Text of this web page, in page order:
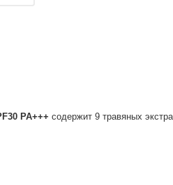
PA+++ содержит 9 травяных